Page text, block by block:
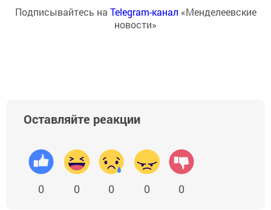
Подписывайтесь на Telegram-канал «Менделеевские
новости»
Оставляйте реакции
0 0 0 0 0